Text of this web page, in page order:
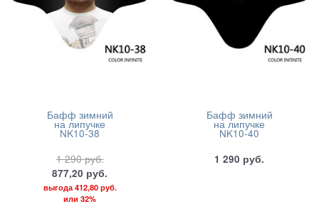
Бафф зимний
на липучке
NK10-38
1 290 руб.
877,20 руб.
выгода412,80 руб.
или 32%
Бафф зимний
на липучке
NK10-40
1 290 руб.